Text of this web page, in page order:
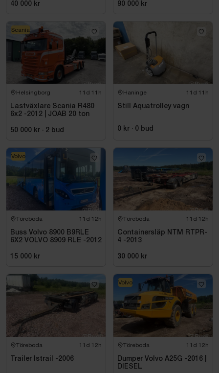
40 000 kr 90 000 kr
Helsingborg 11d 11h
Lastväxlare Scania R480
6x2 -2012 | JOAB 20 ton
50 000 kr · 2 bud
Scania
Haninge 11d 11h
Still Aquatrolley vagn
0 kr · 0 bud
Töreboda 11d 12h
Buss Volvo 8900 B9RLE
6X2 VOLVO 8909 RLE -2012
15 000 kr
Volvo
Töreboda 11d 12h
Containersläp NTM RTPR-
4 -2013
30 000 kr
Töreboda 11d 12h
Trailer Istrail -2006
Töreboda 11d 12h
Dumper Volvo A25G -2016 |
DIESEL
Volvo